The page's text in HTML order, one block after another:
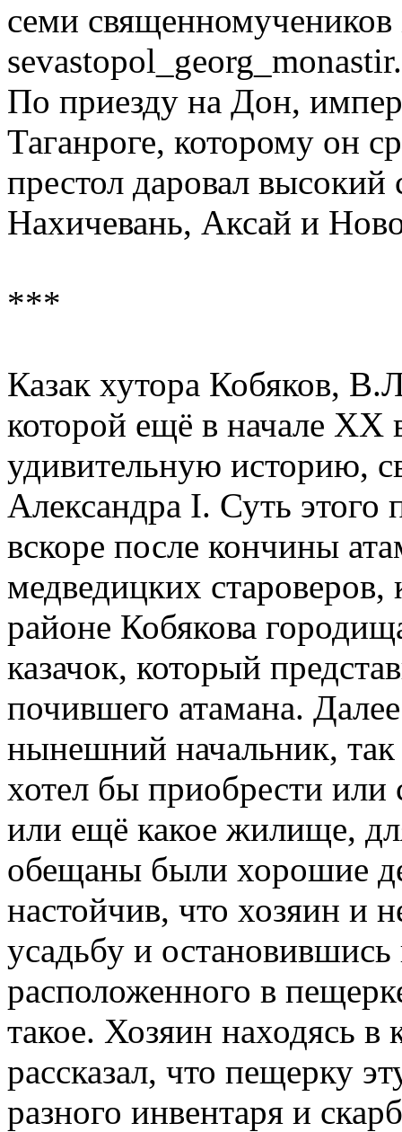
семи
По приезду на Дон,
Таганроге, которому он
престол даровал высокий
Нахичевань, Аксай и
***
Казак хутора Кобяков,
которой ещё в начале ХХ
удивительную историю,
Александра I. Суть этого
вскоре после кончины
медведицких
районе Кобякова
казачок, который
почившего атамана.
нынешний начальник,
хотел бы приобрести или
или ещё какое жилище,
обещаны были хорошие
настойчив, что хозяин и
усадьбу и остановившись
расположенного в
такое. Хозяин находясь в
рассказал, что пещерку
разного инвентаря и